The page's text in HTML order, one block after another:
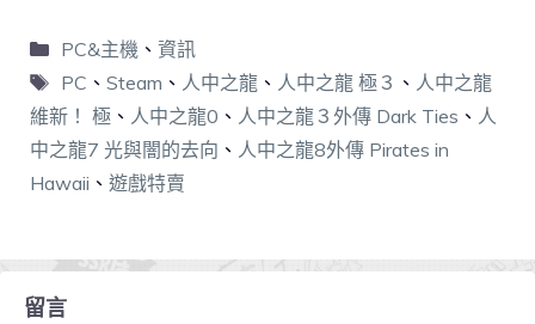
PC&主機 、 資訊
PC 、 Steam 、 人中之龍、 人中之龍 極３ 、 人中之龍
維新！ 極 、 人中之龍0 、 人中之龍３外傳 Dark Ties 、 人
中之龍7 光與闇的去向 、 人中之龍8外傳 Pirates in
Hawaii 、 遊戲特賣
留言